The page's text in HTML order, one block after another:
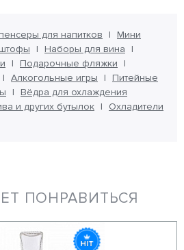
для напитков
Мини
Наборы для вина
Подарочные фляжки
Алкогольные игры
Питейные
Вёдра для охлаждения
и других бутылок
Охладители
ПОНРАВИТЬСЯ